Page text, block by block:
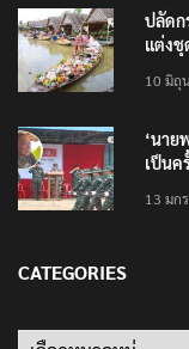
ปลัดก
แต่งชุ
10 มิถุ
‘นาย
เป็นค
13 มก
CATEGORIES
Categories